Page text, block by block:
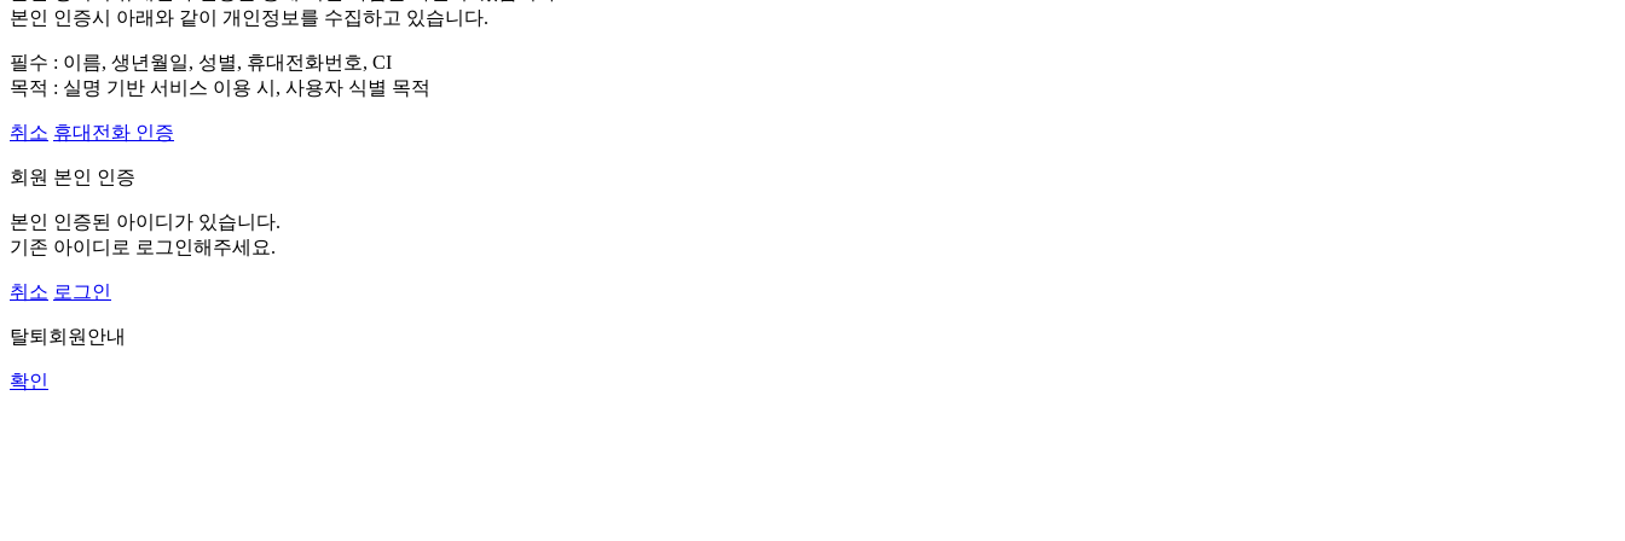
본인 인증시 아래와 같이 개인정보를 수집하고 있습니다.
필수 : 이름, 생년월일, 성별, 휴대전화번호, CI
목적 : 실명 기반 서비스 이용 시, 사용자 식별 목적
취소 휴대전화 인증
회원 본인 인증
본인 인증된 아이디가 있습니다.
기존 아이디로 로그인해주세요.
취소 로그인
탈퇴회원안내
확인